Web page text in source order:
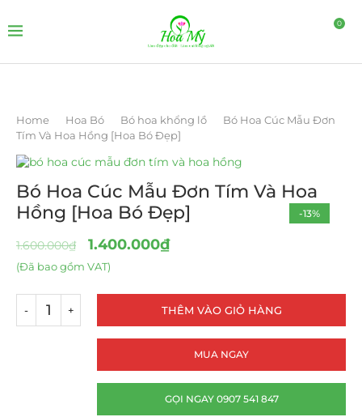
0
Home Hoa Bó Bó hoa khổng lồ
Bó Hoa Cúc Mẫu Đơn
Tím Và Hoa Hồng [Hoa Bó Đẹp]
-13%
Bó Hoa Cúc Mẫu Đơn Tím Và Hoa
Hồng [Hoa Bó Đẹp]
1.600.000₫ 1.400.000₫
(Đã bao gồm VAT)
THÊM VÀO GIỎ HÀNG
MUA NGAY
GỌI NGAY 0907 541 847